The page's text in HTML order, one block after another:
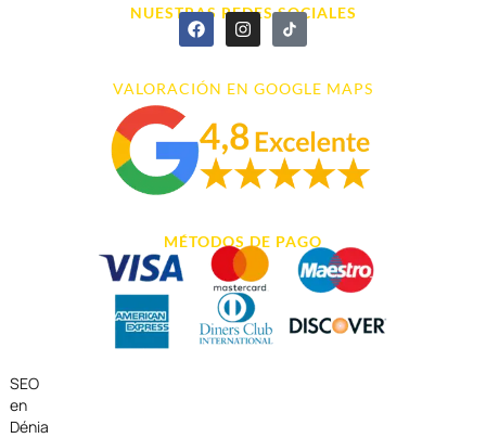
NUESTRAS REDES SOCIALES
VALORACIÓN EN GOOGLE MAPS
MÉTODOS DE PAGO
SEO
en
Dénia